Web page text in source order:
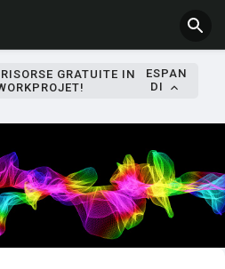
GRATUITE IN
ESPAN
DI